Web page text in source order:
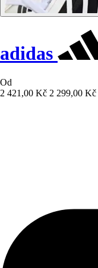
adidas
Od
2 421,00 Kč 2 299,00 Kč